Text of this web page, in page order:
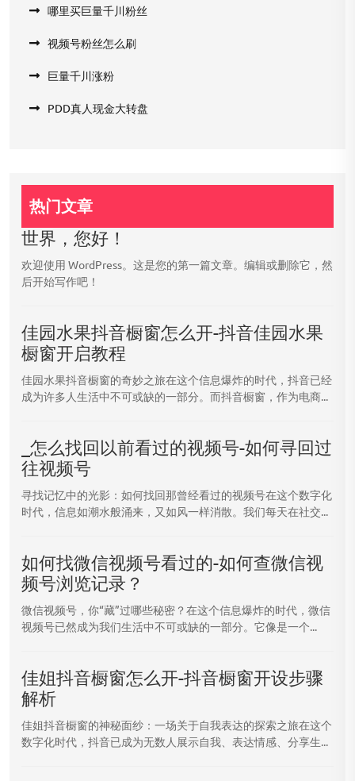
哪里买巨量千川粉丝
视频号粉丝怎么刷
巨量千川涨粉
PDD真人现金大转盘
热门文章
世界，您好！
欢迎使用 WordPress。这是您的第一篇文章。编辑或删除它，然
后开始写作吧！
佳园水果抖音橱窗怎么开-抖音佳园水果
橱窗开启教程
佳园水果抖音橱窗的奇妙之旅在这个信息爆炸的时代，抖音已经
成为许多人生活中不可或缺的一部分。而抖音橱窗，作为电商...
_怎么找回以前看过的视频号-如何寻回过
往视频号
寻找记忆中的光影：如何找回那曾经看过的视频号在这个数字化
时代，信息如潮水般涌来，又如风一样消散。我们每天在社交...
如何找微信视频号看过的-如何查微信视
频号浏览记录？
微信视频号，你“藏”过哪些秘密？在这个信息爆炸的时代，微信
视频号已然成为我们生活中不可或缺的一部分。它像是一个...
佳姐抖音橱窗怎么开-抖音橱窗开设步骤
解析
佳姐抖音橱窗的神秘面纱：一场关于自我表达的探索之旅在这个
数字化时代，抖音已成为无数人展示自我、表达情感、分享生...